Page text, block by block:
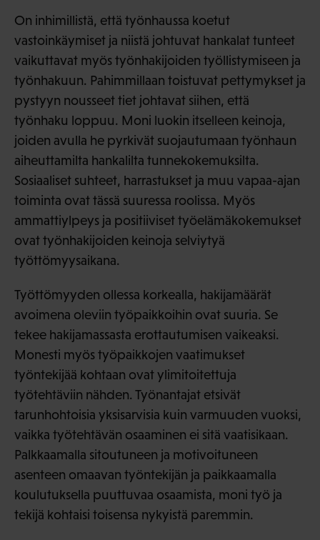
On inhimillistä, että työnhaussa koetut
vastoinkäymiset ja niistä johtuvat hankalat tunteet
vaikuttavat myös työnhakijoiden työllistymiseen ja
työnhakuun. Pahimmillaan toistuvat pettymykset ja
pystyyn nousseet tiet johtavat siihen, että
työnhaku loppuu. Moni luokin itselleen keinoja,
joiden avulla he pyrkivät suojautumaan työnhaun
aiheuttamilta hankalilta tunnekokemuksilta.
Sosiaaliset suhteet, harrastukset ja muu vapaa-ajan
toiminta ovat tässä suuressa roolissa. Myös
ammattiylpeys ja positiiviset työelämäkokemukset
ovat työnhakijoiden keinoja selviytyä
työttömyysaikana.
Työttömyyden ollessa korkealla, hakijamäärät
avoimena oleviin työpaikkoihin ovat suuria. Se
tekee hakijamassasta erottautumisen vaikeaksi.
Monesti myös työpaikkojen vaatimukset
työntekijää kohtaan ovat ylimitoitettuja
työtehtäviin nähden. Työnantajat etsivät
tarunhohtoisia yksisarvisia kuin varmuuden vuoksi,
vaikka työtehtävän osaaminen ei sitä vaatisikaan.
Palkkaamalla sitoutuneen ja motivoituneen
asenteen omaavan työntekijän ja paikkaamalla
koulutuksella puuttuvaa osaamista, moni työ ja
tekijä kohtaisi toisensa nykyistä paremmin.